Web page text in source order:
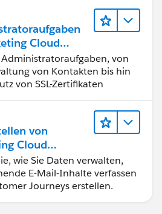
und im Internet auf.
Cloud
von
von Kontakten bis hin
von SSL-Zertifikaten
von
Cloud
wie Sie Daten verwalten,
E-Mail-Inhalte verfassen
Journeys erstellen.